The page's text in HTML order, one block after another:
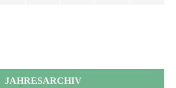
JAHRESARCHIV